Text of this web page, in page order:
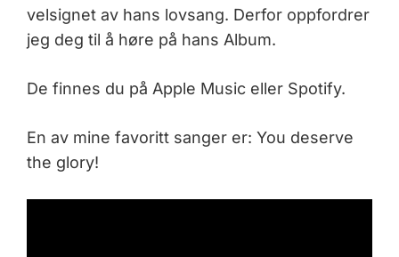
velsignet av hans lovsang. Derfor oppfordrer
jeg deg til å høre på hans Album.
De finnes du på Apple Music eller Spotify.
En av mine favoritt sanger er: You deserve
the glory!